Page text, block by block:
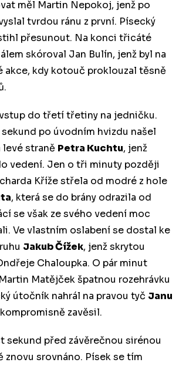
měl Martin Nepokoj, jenž po
tvrdou ránu z první. Písecký
přesunout. Na konci třicáté
skóroval Jan Bulín, jenž byl na
akce, kdy kotouč proklouzal těsně
do třetí třetiny na jedničku.
po úvodním hvizdu našel
levé straně Petra Kuchtu, jenž
vedení. Jen o tři minuty později
Kříže střela od modré z hole
, která se do brány odrazila od
se však ze svého vedení moc
Ve vlastním oslabení se dostal ke
Jakub Čížek, jenž skrytou
Chaloupka. O pár minut
Matějček špatnou rozehrávku
útočník nahrál na pravou tyč Janu
zavěsil.
sekund před závěrečnou sirénou
znovu srovnáno. Písek se tím